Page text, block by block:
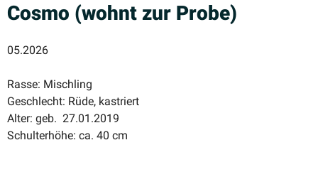
Cosmo (wohnt zur Probe)
05.2026
Rasse: Mischling
Geschlecht: Rüde, kastriert
Alter: geb. 27.01.2019
Schulterhöhe: ca. 40 cm